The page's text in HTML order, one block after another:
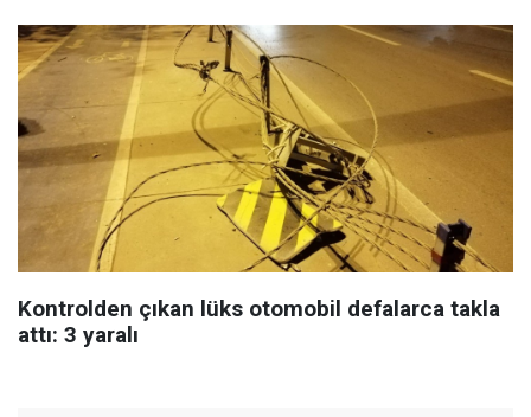
Kontrolden çıkan lüks otomobil defalarca takla
attı: 3 yaralı